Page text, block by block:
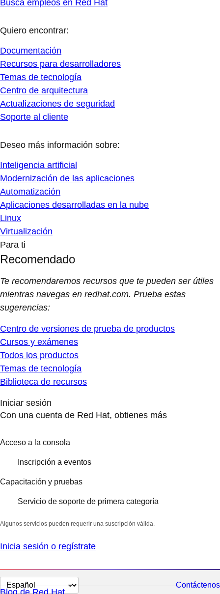
Busca empleos en Red Hat
Quiero encontrar:
Documentación
Recursos para desarrolladores
Temas de tecnología
Centro de arquitectura
Actualizaciones de seguridad
Soporte al cliente
Deseo más información sobre:
Inteligencia artificial
Modernización de las aplicaciones
Automatización
Aplicaciones desarrolladas en la nube
Linux
Virtualización
Para ti
Recomendado
Te recomendaremos recursos que te pueden ser útiles
mientras navegas en redhat.com. Prueba estas
sugerencias:
Centro de versiones de prueba de productos
Cursos y exámenes
Todos los productos
Temas de tecnología
Biblioteca de recursos
Iniciar sesión
Con una cuenta de Red Hat, obtienes más
Acceso a la consola
Inscripción a eventos
Capacitación y pruebas
Servicio de soporte de primera categoría
Algunos servicios pueden requerir una suscripción válida.
Inicia sesión o regístrate
Cambiar
Contáctenos
Blog de Red Hat